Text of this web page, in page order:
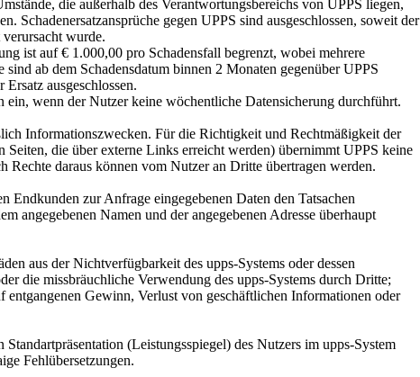
die außerhalb des Verantwortungsbereichs von UPPS liegen,
Schadenersatzansprüche gegen UPPS sind ausgeschlossen, soweit der
wurde.
ist auf € 1.000,00 pro Schadensfall begrenzt, wobei mehrere
ab dem Schadensdatum binnen 2 Monaten gegenüber UPPS
ausgeschlossen.
wenn der Nutzer keine wöchentliche Datensicherung durchführt.
Informationszwecken. Für die Richtigkeit und Rechtmäßigkeit der
die über externe Links erreicht werden) übernimmt UPPS keine
Rechte daraus können vom Nutzer an Dritte übertragen werden.
Endkunden zur Anfrage eingegebenen Daten den Tatsachen
angegebenen Namen und der angegebenen Adresse überhaupt
aus der Nichtverfügbarkeit des upps-Systems oder dessen
die missbräuchliche Verwendung des upps-Systems durch Dritte;
entgangenen Gewinn, Verlust von geschäftlichen Informationen oder
(Leistungsspiegel) des Nutzers im upps-System
Fehlübersetzungen.